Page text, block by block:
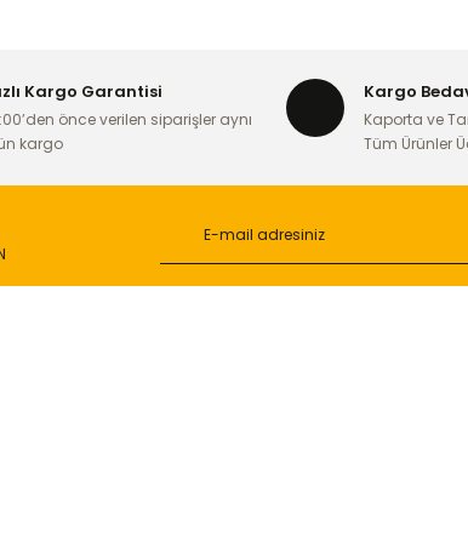
Kargo Garantisi
önce verilen siparişler aynı
kargo
Kargo
Kaporta ve
Tüm Ürünler